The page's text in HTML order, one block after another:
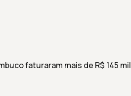
faturaram mais de R$ 145 mil